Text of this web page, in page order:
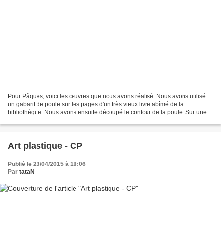
Pour Pâques, voici les œuvres que nous avons réalisé: Nous avons utilisé
un gabarit de poule sur les pages d'un très vieux livre abîmé de la
bibliothèque. Nous avons ensuite découpé le contour de la poule. Sur une
Art plastique - CP
Publié le 23/04/2015 à 18:06
Par tataN